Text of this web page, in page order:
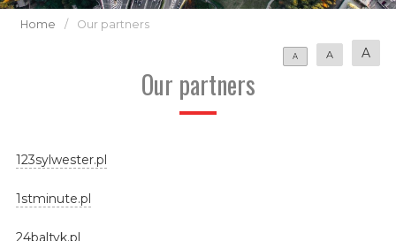
Home / Our partners
A A A
Our partners
123sylwester.pl
1stminute.pl
24baltyk.pl